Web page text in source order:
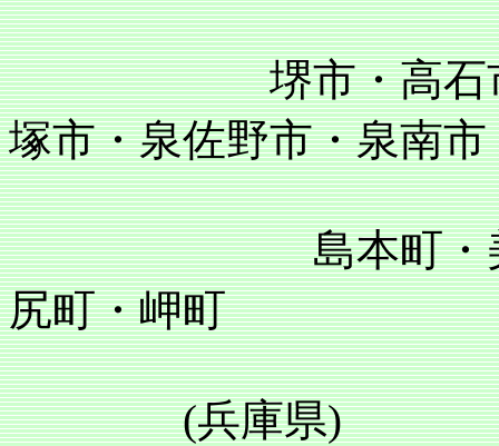
堺市・高石市・泉
塚市・泉佐野市・泉南
島本町・美原町
尻町・岬町
(兵庫県)